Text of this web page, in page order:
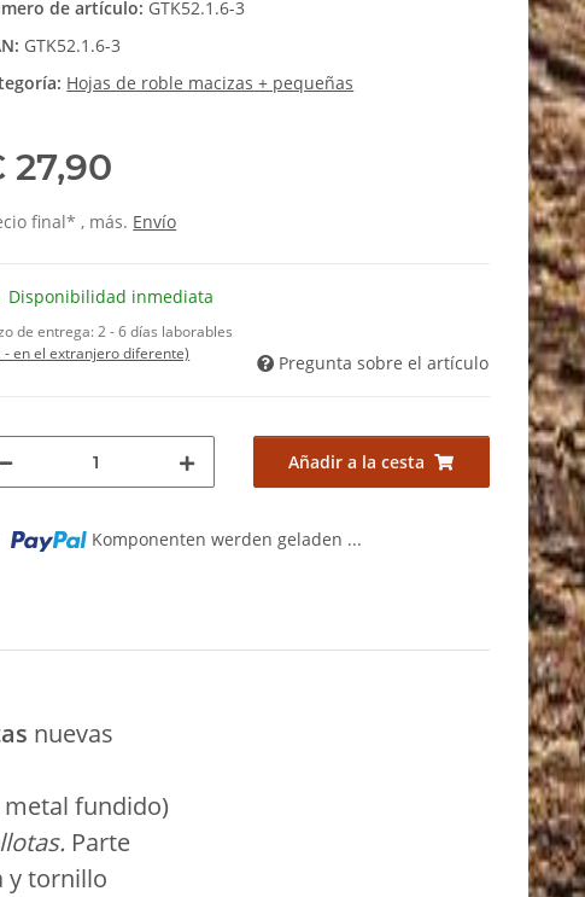
de artículo: GTK52.1.6-3
GTK52.1.6-3
Hojas de roble macizas + pequeñas
27,90
final* , más. Envío
Disponibilidad inmediata
de entrega:2 - 6 días laborables
- en el extranjero diferente)
Pregunta sobre el artículo
Añadir a la cesta
Komponenten werden geladen ...
nuevas
metal fundido)
Parte
y tornillo